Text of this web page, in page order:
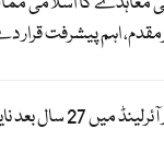
اہم پیشرفت قرار
برطانیہ اور